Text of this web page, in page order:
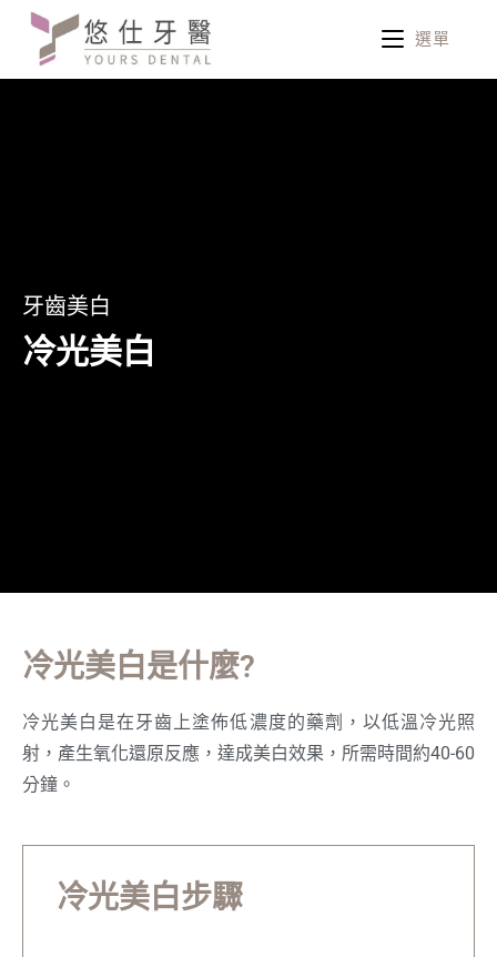
選單
牙齒美白
冷光美白
冷光美白是什麼?
冷光美白是在牙齒上塗佈低濃度的藥劑，以低溫冷光照
射，產生氧化還原反應，達成美白效果，所需時間約40-60
分鐘。
冷光美白步驟